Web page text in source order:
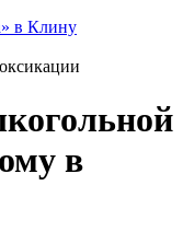
в Клину
в